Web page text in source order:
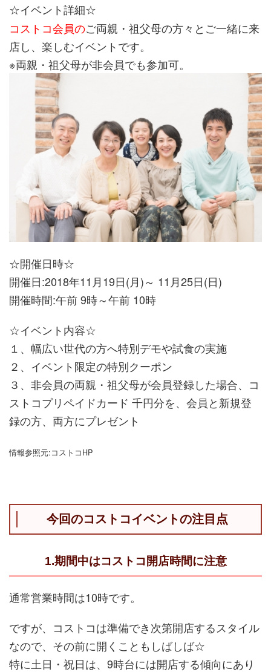
☆イベント詳細☆
コストコ会員のご両親・祖父母の方々とご一緒に来
店し、楽しむイベントです。
※両親・祖父母が非会員でも参加可。
☆開催日時☆
開催日:2018年11月19日(月)～ 11月25日(日)
開催時間:午前 9時～午前 10時
☆イベント内容☆
１、幅広い世代の方へ特別デモや試食の実施
２、イベント限定の特別クーポン
３、非会員の両親・祖父母が会員登録した場合、コ
ストコプリペイドカード 千円分を、会員と新規登
録の方、両方にプレゼント
情報参照元:コストコHP
今回のコストコイベントの注目点
1.期間中はコストコ開店時間に注意
通常営業時間は10時です。
ですが、コストコは準備でき次第開店するスタイル
なので、その前に開くこともしばしば☆
特に土日・祝日は、9時台には開店する傾向にあり